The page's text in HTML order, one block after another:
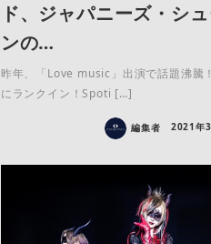
ド、ジャパニーズ・シ
ンの…
昨年、「Love music」出演で話題沸騰
にランクイン！Spoti […]
編集者 2021年